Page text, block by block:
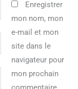
Enregistrer
mon nom, mon
e-mail et mon
site dans le
navigateur pour
mon prochain